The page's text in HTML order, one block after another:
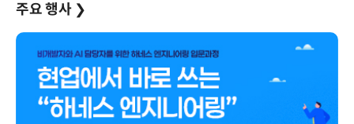
주요 행사 ❯